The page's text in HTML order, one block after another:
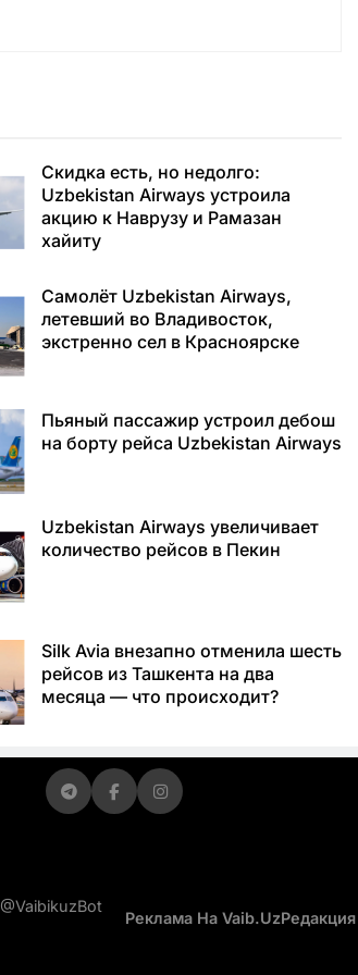
Скидка есть, но недолго:
Uzbekistan Airways устроила
акцию к Наврузу и Рамазан
хайиту
Самолёт Uzbekistan Airways,
летевший во Владивосток,
экстренно сел в Красноярске
Пьяный пассажир устроил дебош
на борту рейса Uzbekistan Airways
Uzbekistan Airways увеличивает
количество рейсов в Пекин
Silk Avia внезапно отменила шесть
рейсов из Ташкента на два
месяца — что происходит?
@VaibikuzBot
Реклама На Vaib.uz